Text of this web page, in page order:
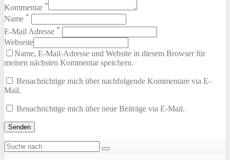
Kommentar *
Name *
E-Mail Adresse *
Webseite
Name, E-Mail-Adresse und Website in diesem Browser für
meinen nächsten Kommentar speichern.
Benachrichtige mich über nachfolgende Kommentare via E-
Mail.
Benachrichtige mich über neue Beiträge via E-Mail.